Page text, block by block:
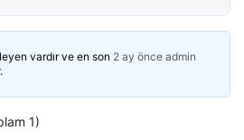
vardır ve en son 2 ay önce admin
1)